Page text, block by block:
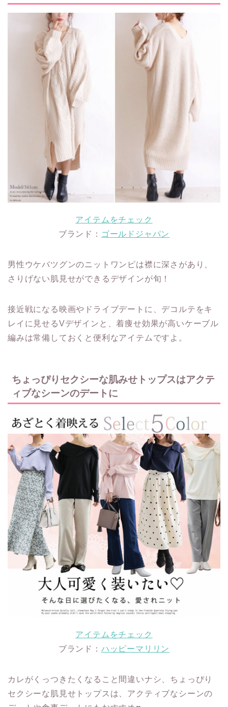
アイテムをチェック
ブランド： ゴールドジャパン
男性ウケバツグンのニットワンピは襟に深さがあり、
さりげない肌見せができるデザインが旬！
接近戦になる映画やドライブデートに、デコルテをキ
レイに見せるVデザインと、着痩せ効果が高いケーブル
編みは常備しておくと便利なアイテムですよ。
ちょっぴりセクシーな肌みせトップスはアクテ
ィブなシーンのデートに
アイテムをチェック
ブランド： ハッピーマリリン
カレがくっつきたくなること間違いナシ、ちょっぴり
セクシーな肌見せトップスは、アクティブなシーンの